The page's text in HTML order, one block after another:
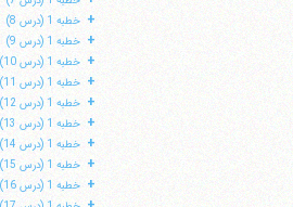
+ خطبه 1 (درس 8)
+ خطبه 1 (درس 9)
+ خطبه 1 (درس 10)
+ خطبه 1 (درس 11)
+ خطبه 1 (درس 12)
+ خطبه 1 (درس 13)
+ خطبه 1 (درس 14)
+ خطبه 1 (درس 15)
+ خطبه 1 (درس 16)